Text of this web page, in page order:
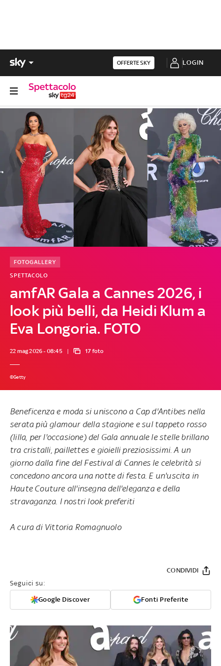
OFFERTE SKY LOGIN
amfAR Gala a Cannes 2026, i
look più belli, da Heidi Klum a
Eva Longoria. FOTO
SPETTACOLO
FOTOGALLERY
22 mag 2026 - 08:45 17 foto
©Getty
Beneficenza e moda si uniscono a Cap d'Antibes nella
serata più glamour della stagione e sul tappeto rosso
(lilla, per l'occasione) del Gala annuale le stelle brillano
tra cristalli, paillettes e gioielli preziosissimi. A un
giorno dalla fine del Festival di Cannes le celebrità si
concedono ancora una notte di festa. E un'uscita in
Haute Couture all'insegna dell'eleganza e della
stravaganza. I nostri look preferiti
A cura di Vittoria Romagnuolo
Seguici su:
Google Discover Fonti Preferite
CONDIVIDI